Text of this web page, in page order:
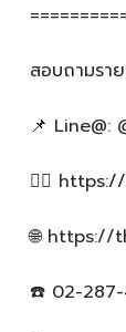
สอบถามรา
📌 Line@:
👉🏻
🌐 https://
☎️ 02-